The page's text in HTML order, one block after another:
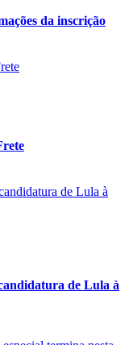
da inscrição
de Lula à